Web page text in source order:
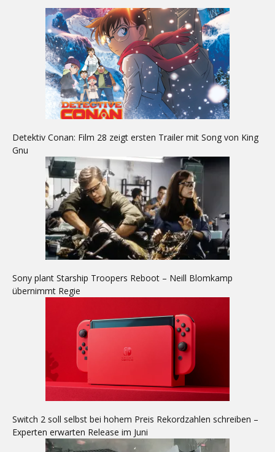
Detektiv Conan: Film 28 zeigt ersten Trailer mit Song von King
Gnu
Sony plant Starship Troopers Reboot – Neill Blomkamp
übernimmt Regie
Switch 2 soll selbst bei hohem Preis Rekordzahlen schreiben –
Experten erwarten Release im Juni